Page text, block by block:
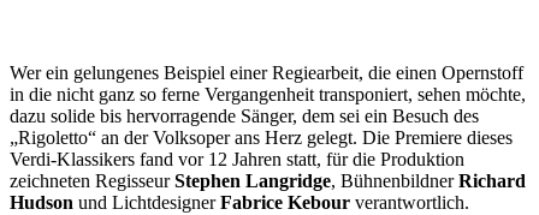
Wer ein gelungenes Beispiel einer Regiearbeit, die einen Opernstoff
in die nicht ganz so ferne Vergangenheit transponiert, sehen möchte,
dazu solide bis hervorragende Sänger, dem sei ein Besuch des
„Rigoletto“ an der Volksoper ans Herz gelegt. Die Premiere dieses
Verdi-Klassikers fand vor 12 Jahren statt, für die Produktion
zeichneten RegisseurStephen Langridge, BühnenbildnerRichard
Hudson und LichtdesignerFabrice Kebour verantwortlich.